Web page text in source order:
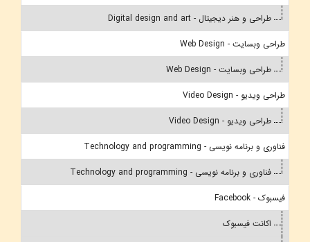
طراحی و هنر دیجیتال - Digital design and art
طراحی وبسایت - Web Design
طراحی وبسایت - Web Design
طراحی ویدیو - Video Design
طراحی ویدیو - Video Design
فناوری و برنامه نویسی - Technology and programming
فناوری و برنامه نویسی - Technology and programming
فیسبوک - Facebook
اکانت فیسبوک